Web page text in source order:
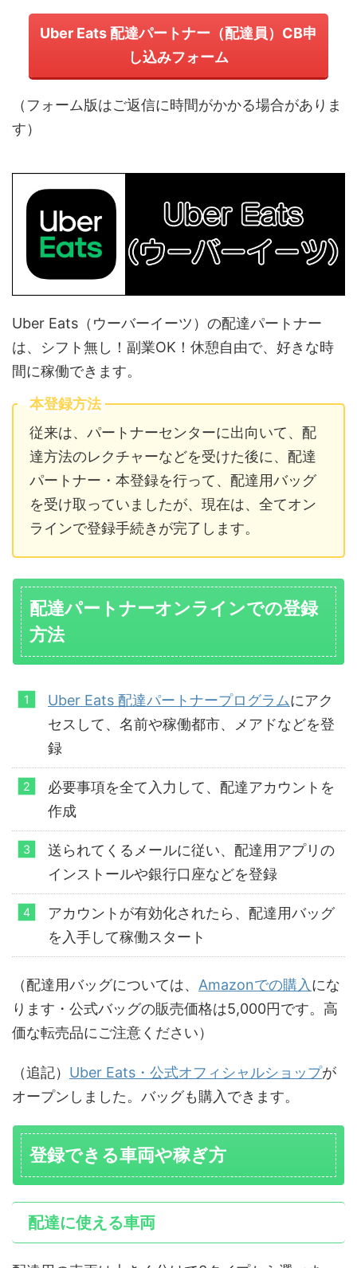
Uber Eats 配達パートナー（配達員）CB申
し込みフォーム
（フォーム版はご返信に時間がかかる場合がありま
す）
Uber Eats（ウーバーイーツ）の配達パートナー
は、シフト無し！副業OK！休憩自由で、好きな時
間に稼働できます。
本登録方法
従来は、パートナーセンターに出向いて、配
達方法のレクチャーなどを受けた後に、配達
パートナー・本登録を行って、配達用バッグ
を受け取っていましたが、現在は、全てオン
ラインで登録手続きが完了します。
配達パートナーオンラインでの登録
方法
Uber Eats 配達パートナープログラムにアク
セスして、名前や稼働都市、メアドなどを登
録
必要事項を全て入力して、配達アカウントを
作成
送られてくるメールに従い、配達用アプリの
インストールや銀行口座などを登録
アカウントが有効化されたら、配達用バッグ
を入手して稼働スタート
（配達用バッグについては、 Amazonでの購入 にな
ります・公式バッグの販売価格は5,000円です。高
価な転売品にご注意ください）
（追記） Uber Eats・公式オフィシャルショップが
オープンしました。バッグも購入できます。
登録できる車両や稼ぎ方
配達に使える車両